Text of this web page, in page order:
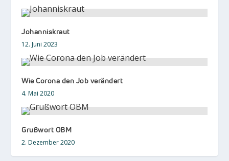
Johanniskraut
12. Juni 2023
Wie Corona den Job verändert
4. Mai 2020
Grußwort OBM
2. Dezember 2020